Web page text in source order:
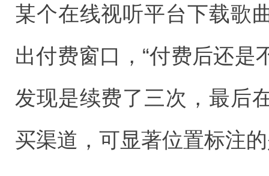
某个在线视听平台下载歌
出付费窗口，“付费后还是
发现是续费了三次，最后
买渠道，可显著位置标注的